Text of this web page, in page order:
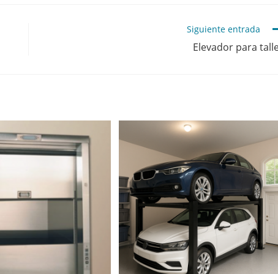
Siguiente entrada
Elevador para